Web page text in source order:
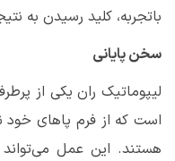
باتجربه، کلید رسیدن به
سخن پایانی
لیپوماتیک ران یکی از
است که از فرم پاهای خود
هستند. این عمل